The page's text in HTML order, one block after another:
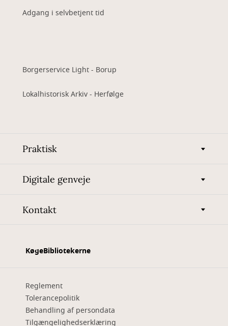
Adgang i selvbetjent tid
Borgerservice Light - Borup
Lokalhistorisk Arkiv - Herfølge
Praktisk
Digitale genveje
Kontakt
KøgeBibliotekerne
Reglement
Tolerancepolitik
Behandling af persondata
Tilgængelighedserklæring